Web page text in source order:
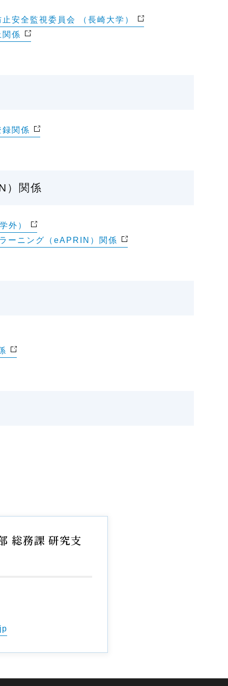
安全監視委員会 （長崎大学）
関係
関係
）関係
外）
ーニング（eAPRIN）関係
総務課 研究支